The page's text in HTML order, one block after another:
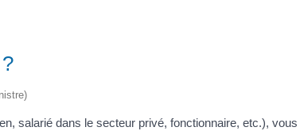
salarié dans le secteur privé, fonctionnaire, etc.), vous